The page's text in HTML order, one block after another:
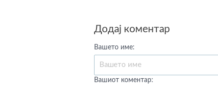
Додај коментар
Вашето име:
Вашиот коментар: